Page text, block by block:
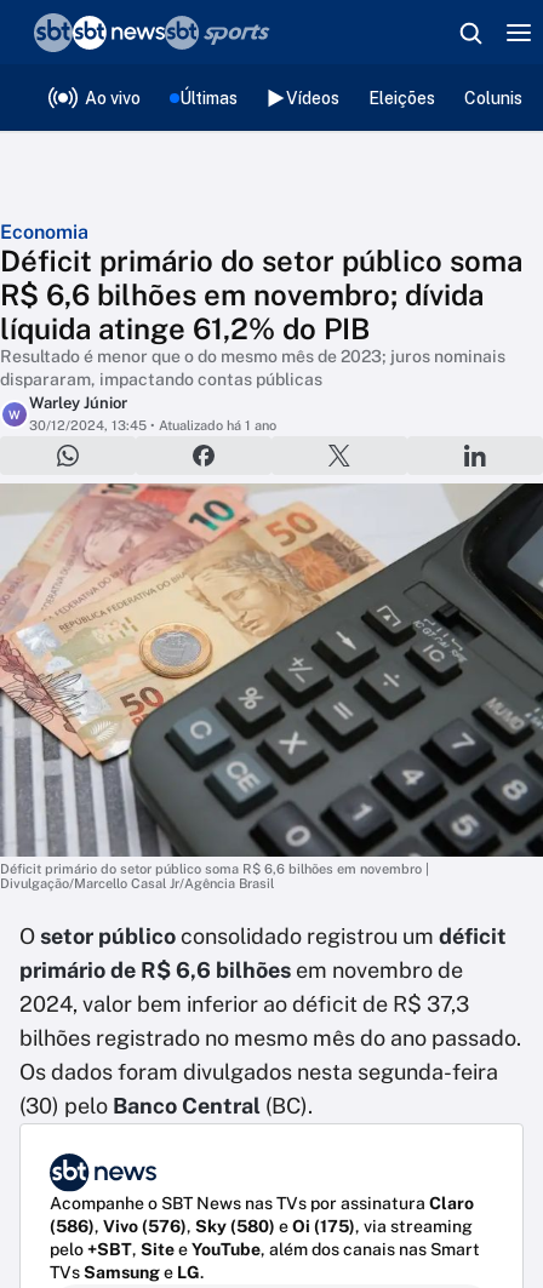
Ao vivo Últimas Vídeos Eleições
Economia
Déficit primário do setor público soma
R$ 6,6 bilhões em novembro; dívida
líquida atinge 61,2% do PIB
Resultado é menor que o do mesmo mês de 2023; juros nominais
dispararam, impactando contas públicas
W
Warley Júnior
30/12/2024, 13:45 • Atualizado há 1 ano
Déficit primário do setor público soma R$ 6,6 bilhões em novembro |
Divulgação/Marcello Casal Jr/Agência Brasil
Osetor públicoconsolidado registrou um déficit
primário de R$ 6,6 bilhões em novembro de
2024, valor bem inferior ao déficit de R$ 37,3
bilhões registrado no mesmo mês do ano passado.
Os dados foram divulgados nesta segunda-feira
(30) pelo Banco Central (BC).
Acompanhe o SBT News nas TVs por assinatura Claro
(586), Vivo (576), Sky (580) eOi (175), via streaming
pelo+SBT, SiteeYouTube, além dos canais nas Smart
TVsSamsunge LG.
❮voltar
Editorias